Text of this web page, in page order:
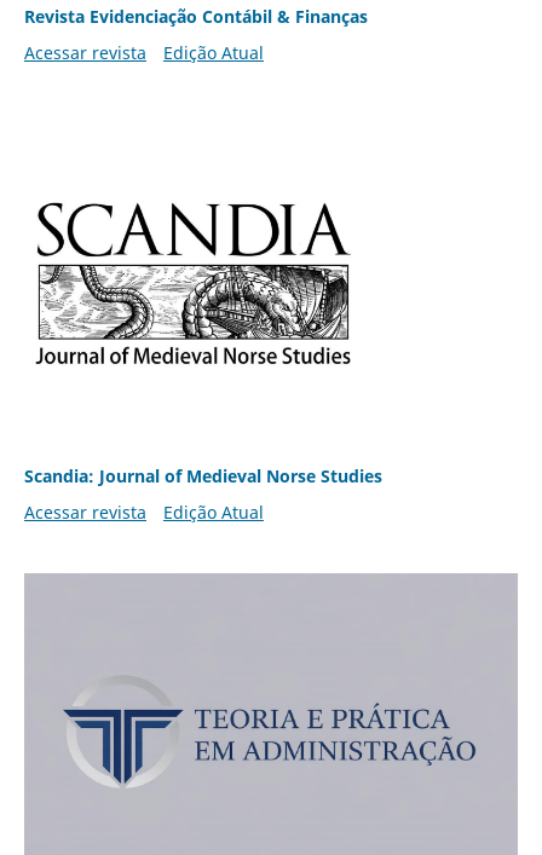
Revista Evidenciação Contábil & Finanças
Acessar revista
Edição Atual
Scandia: Journal of Medieval Norse Studies
Acessar revista
Edição Atual